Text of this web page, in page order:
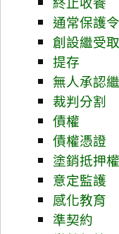
通常保護令
創設繼受
提存
無人承認
裁判分割
債權
債權憑證
塗銷抵押
意定監護
感化教育
準契約